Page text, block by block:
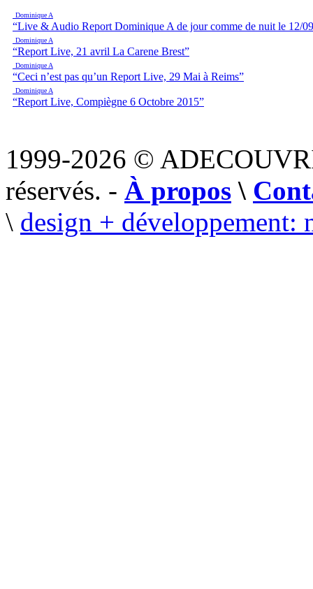
Dominique A
“Live & Audio Report Dominique A de jour comme de nuit le 12/
Dominique A
“Report Live, 21 avril La Carene Brest”
Dominique A
“Ceci n’est pas qu’un Report Live, 29 Mai à Reims”
Dominique A
“Report Live, Compiègne 6 Octobre 2015”
1999-2026 ©
réservés. - À propos \
\ design + développement: